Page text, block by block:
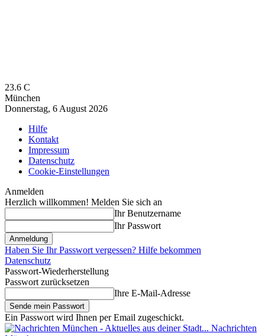
23.6 C
München
Donnerstag, 6 August 2026
Hilfe
Kontakt
Impressum
Datenschutz
Cookie-Einstellungen
Anmelden
Herzlich willkommen! Melden Sie sich an
Ihr Benutzername
Ihr Passwort
Haben Sie Ihr Passwort vergessen? Hilfe bekommen
Datenschutz
Passwort-Wiederherstellung
Passwort zurücksetzen
Ihre E-Mail-Adresse
Ein Passwort wird Ihnen per Email zugeschickt.
Nachrichten